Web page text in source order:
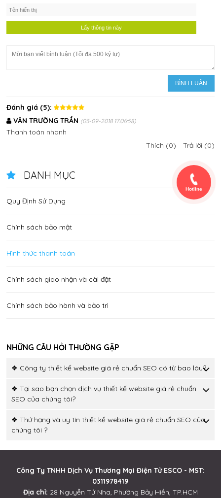
Đánh giá (5):
VÂN TRƯỜNG TRẦN (03-09-2018 17:06:58)
Thanh toán nhanh
Thích (0)
Trả lời (0)
DANH MỤC
Quy Định Sử Dụng
Chính sách bảo mật
Hình thức thanh toán
Chính sách giao nhận và cài đặt
Chính sách bảo hành và bảo trì
NHỮNG CÂU HỎI THƯỜNG GẶP
❖ Công ty thiết kế website giá rẻ chuẩn SEO có từ bao lâu?
❖ Tại sao bạn chọn dịch vụ thiết kế website giá rẻ chuẩn
SEO của chúng tôi?
❖ Thứ hạng và uy tín thiết kế website giá rẻ chuẩn SEO của
chúng tôi ?
Công Ty TNHH Dịch Vụ Thương Mại Điện Tử ESCO - MST:
0311978419
Địa chỉ: 28 Nguyễn Tử Nha, Phường Bảy Hiền, TP.HCM
Hotline